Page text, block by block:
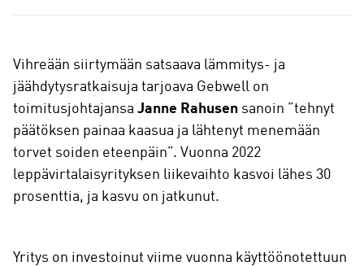
a
Vihreään siirtymään satsaava lämmitys- ja
jäähdytysratkaisuja tarjoava Gebwell on
toimitusjohtajansa Janne Rahusen sanoin ”tehnyt
päätöksen painaa kaasua ja lähtenyt menemään
torvet soiden eteenpäin”. Vuonna 2022
leppävirtalaisyrityksen liikevaihto kasvoi lähes 30
prosenttia, ja kasvu on jatkunut.
Yritys on investoinut viime vuonna käyttöönotettuun